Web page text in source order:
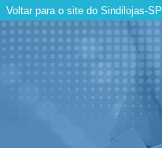
Voltar para o site do Sindilojas-SP